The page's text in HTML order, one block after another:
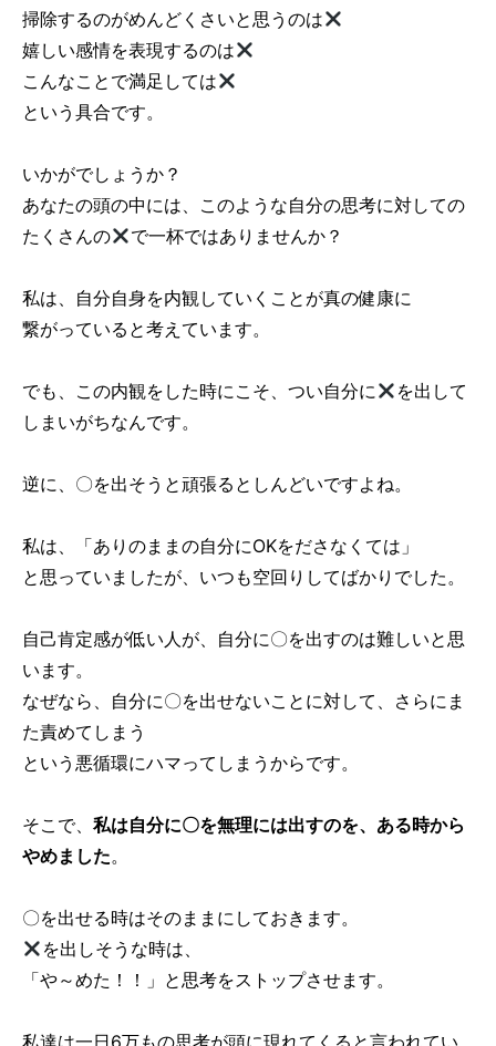
掃除するのがめんどくさいと思うのは
嬉しい感情を表現するのは
こんなことで満足しては
という具合です。
いかがでしょうか？
あなたの頭の中には、このような自分の思考に対しての
たくさんの
で一杯ではありませんか？
私は、自分自身を内観していくことが真の健康に
繋がっていると考えています。
でも、この内観をした時にこそ、つい自分に
を出して
しまいがちなんです。
逆に、〇を出そうと頑張るとしんどいですよね。
私は、「ありのままの自分にOKをださなくては」
と思っていましたが、いつも空回りしてばかりでした。
自己肯定感が低い人が、自分に〇を出すのは難しいと思
います。
なぜなら、自分に〇を出せないことに対して、さらにま
た責めてしまう
という悪循環にハマってしまうからです。
そこで、 私は自分に〇を無理には出すのを、ある時から
やめました。
〇を出せる時はそのままにしておきます。
を出しそうな時は、
「や～めた！！」と思考をストップさせます。
私達は一日6万もの思考が頭に現れてくると言われてい